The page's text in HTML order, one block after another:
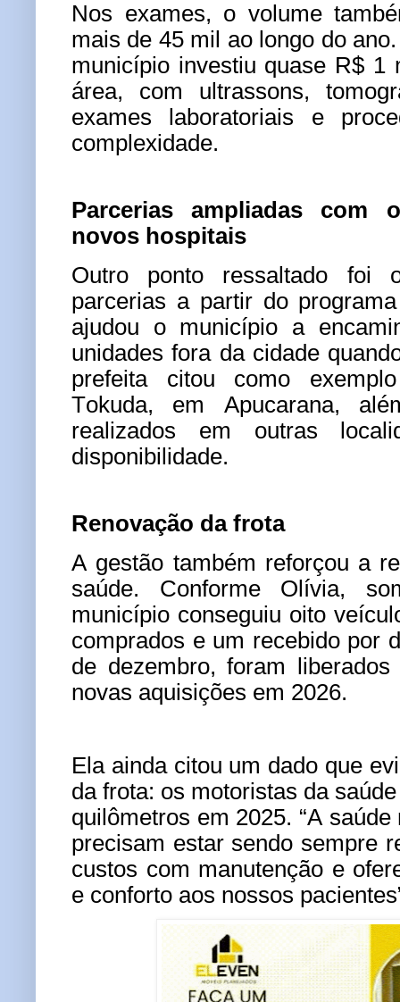
Nos exames, o volume
mais de 45 mil ao longo do
município investiu quase R$ 1
área, com ultrassons,
exames laboratoriais e
complexidade.
Parcerias ampliadas com
novos hospitais
Outro ponto ressaltado foi
parcerias a partir do
ajudou o município a
unidades fora da cidade
prefeita citou como
Tokuda, em Apucarana,
realizados em outras
disponibilidade.
Renovação da frota
A gestão também reforçou a
saúde. Conforme Olívia,
município conseguiu oito
comprados e um recebido por
de dezembro, foram
novas aquisições em 2026.
Ela ainda citou um dado que
da frota: os motoristas da
quilômetros em 2025. “A
precisam estar sendo sempre
custos com manutenção e
e conforto aos nossos